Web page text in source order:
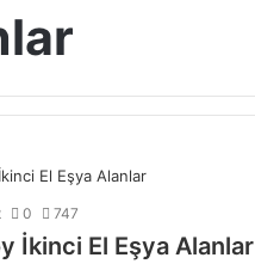
0 747
İkinci El Eşya Alanlar